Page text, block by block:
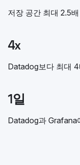
저장 공간 최대 2.5
4x
Datadog보다 최대
1일
Datadog과 Grafana